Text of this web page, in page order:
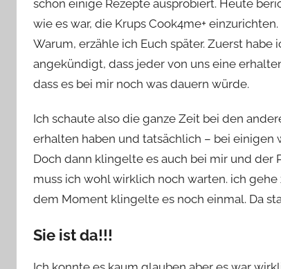
o
n
n
schon einige Rezepte ausprobiert. Heute
wie es war, die Krups Cook4me+
Warum, erzähle ich Euch später. Zuerst
angekündigt, dass jeder von uns eine
dass es bei mir noch was dauern würde.
Ich schaute also die ganze Zeit bei den
erhalten haben und tatsächlich – bei
Doch dann klingelte es auch bei mir und der
muss ich wohl wirklich noch warten. ich
dem Moment klingelte es noch einmal. Da
Sie ist da!!!